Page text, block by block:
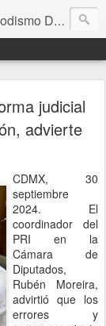
Digital
judicial
advierte
CDMX, 30
septiembre
2024. El
coordinador del
PRI en la
Cámara de
Diputados,
Rubén Moreira,
advirtió que los
errores y